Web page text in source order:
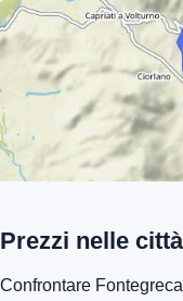
Prezzi nelle
Confrontare